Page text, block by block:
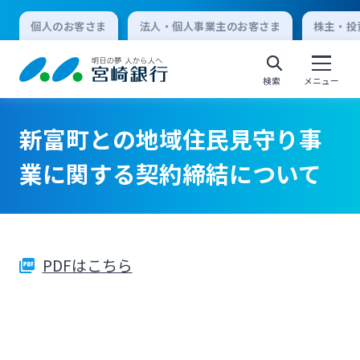
個人のお客さま 法人・個人事業主のお客さま 株主・
検索 メニュー
個人向けインターネットバンキング
ログオン
法人向けインターネットバンキング
新富町との地域住民見守り事
業に関する契約締結について
PDFはこちら